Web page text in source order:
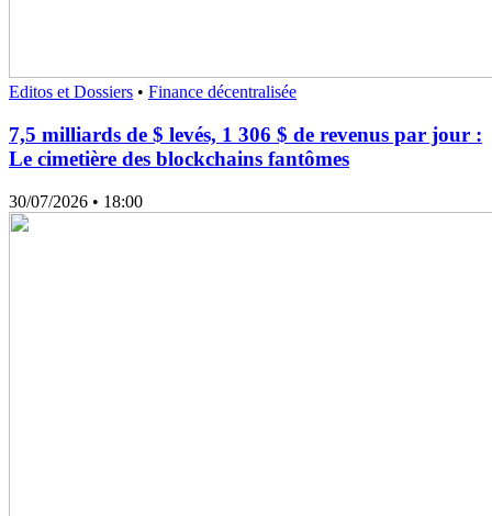
Editos et Dossiers • Finance décentralisée
7,5 milliards de $ levés, 1 306 $ de revenus par jour :
Le cimetière des blockchains fantômes
30/07/2026 • 18:00